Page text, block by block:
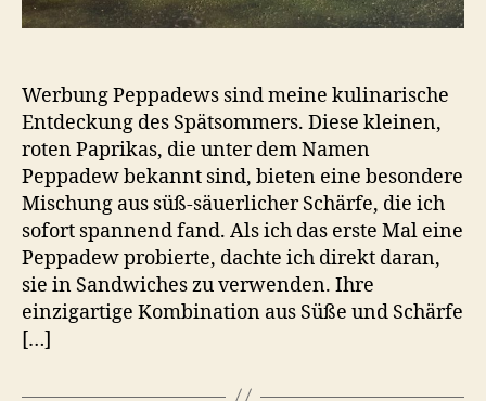
Werbung Peppadews sind meine kulinarische
Entdeckung des Spätsommers. Diese kleinen,
roten Paprikas, die unter dem Namen
Peppadew bekannt sind, bieten eine besondere
Mischung aus süß-säuerlicher Schärfe, die ich
sofort spannend fand. Als ich das erste Mal eine
Peppadew probierte, dachte ich direkt daran,
sie in Sandwiches zu verwenden. Ihre
einzigartige Kombination aus Süße und Schärfe
[…]